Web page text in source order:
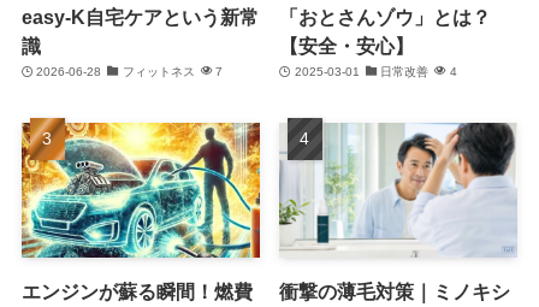
easy-K自宅ケアという新常
識
2026-06-28 フィットネス 7
「おとさんゾウ」とは？
【安全・安心】
2025-03-01 日常改善 4
エンジンが蘇る瞬間！燃費
衝撃の薄毛対策｜ミノキシ